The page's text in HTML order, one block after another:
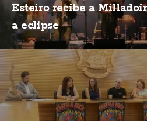
Esteiro recibe a
a eclipse